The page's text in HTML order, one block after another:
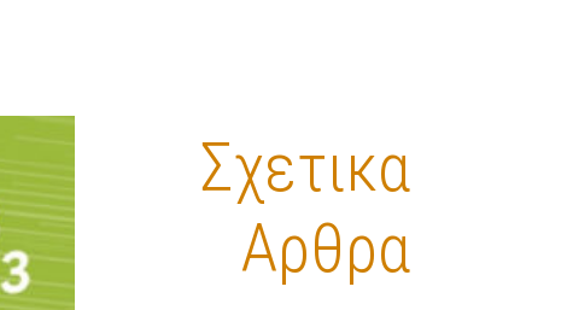
ΠΡΟΓΝΩΣΗ ΚΑΙΡΟΥ
ΕΛΛΑΔΑΣ ΓΙΑ ΚΑΤΑ
ΠΕΡΙΟΧΕΣ ΓΙΑ ΣΗΜΕΡΑ
ΠΕΜΠΤΗ ΚΑΙ ΑΥΡΙΟ
ΠΑΡΑΣΚΕΥΗ ΚΑΘΩΣ ΚΑΙ
Σχετικα
Αρθρα